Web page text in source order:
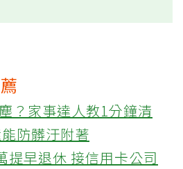
？家事達人教1分鐘清
防髒汙附著
提早退休 接信用卡公司